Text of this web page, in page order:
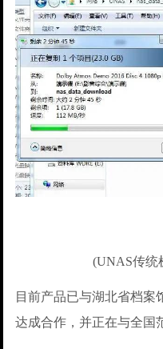
(UNAS传统
目前产品已与湖北省档案
达成合作，并正在与全国